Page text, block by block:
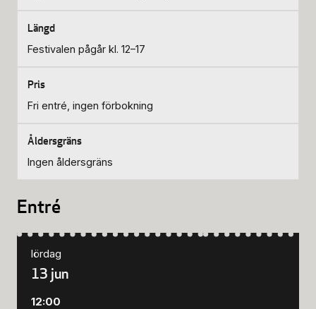
Festivalen pågår kl. 12–17
Fri entré, ingen förbokning
Ingen åldersgräns
Entré
lördag
13 jun
12:00